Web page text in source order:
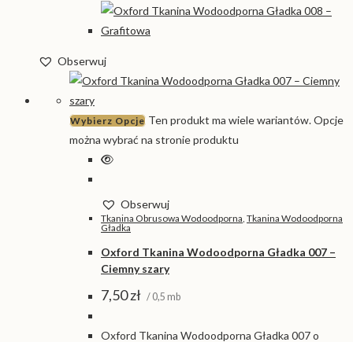
Obserwuj
Wybierz Opcje Ten produkt ma wiele wariantów. Opcje
można wybrać na stronie produktu
Obserwuj
Tkanina Obrusowa Wodoodporna, Tkanina Wodoodporna
Gładka
Oxford Tkanina Wodoodporna Gładka 007 –
Ciemny szary
7,50zł / 0,5 mb
Oxford Tkanina Wodoodporna Gładka 007 o